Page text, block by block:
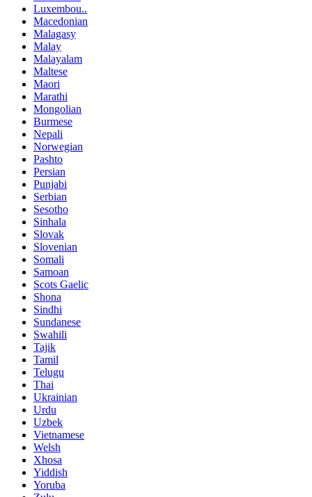
Luxembou..
Macedonian
Malagasy
Malay
Malayalam
Maltese
Maori
Marathi
Mongolian
Burmese
Nepali
Norwegian
Pashto
Persian
Punjabi
Serbian
Sesotho
Sinhala
Slovak
Slovenian
Somali
Samoan
Scots Gaelic
Shona
Sindhi
Sundanese
Swahili
Tajik
Tamil
Telugu
Thai
Ukrainian
Urdu
Uzbek
Vietnamese
Welsh
Xhosa
Yiddish
Yoruba